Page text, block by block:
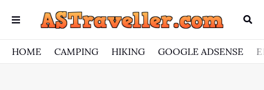
HOME CAMPING HIKING GOOGLE ADSENSE